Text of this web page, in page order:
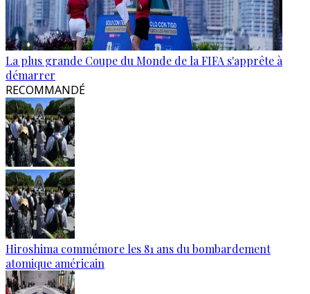
La plus grande Coupe du Monde de la FIFA s'apprête à
démarrer
RECOMMANDÉ
Hiroshima commémore les 81 ans du bombardement
atomique américain